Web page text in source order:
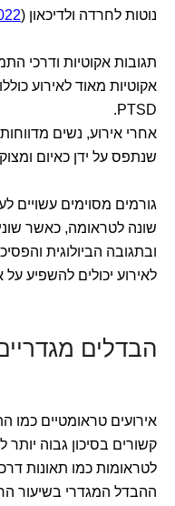
נוטות לחרדה ולדיכאון (
תגובות אקוטיות ודרכי
אקוטיות מאוד לאירוע
PTSD.
אחרי אירוע, נשים
שנתפס על ידן כאיום
גורמים מסוימים עשויים
שונה לטראומה, כאשר
ובתגובה הביולוגית
לאירוע יכולים להשפיע
הבדלים
אירועים טראומטיים כמו
לטראומות כמו תאונות
ההבדל המגדרי בשיעור